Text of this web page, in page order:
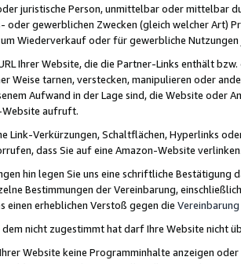
juristische Person, unmittelbar oder mittelbar
oder gewerblichen Zwecken (gleich welcher Art)
Wiederverkauf oder für gewerbliche
Ihrer Website, die die Partner-Links enthält
Weise tarnen, verstecken, manipulieren oder
Aufwand in der Lage sind, die Website oder
Website aufruft.
Link-Verkürzungen, Schaltflächen, Hyperlinks
dass Sie auf eine Amazon-Website
hin legen Sie uns eine schriftliche
Bestimmungen der Vereinbarung,
einen erheblichen Verstoß gegen die Vereinbarung
nicht zugestimmt hat darf Ihre Website nicht
Website keine Programminhalte anzeigen